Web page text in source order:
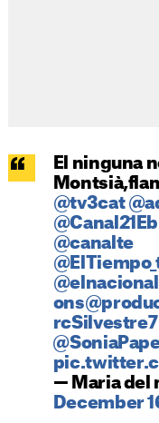
El ninguna
@tv3cat
@canalte
ons
rcSilvestre7
— Maria del
December